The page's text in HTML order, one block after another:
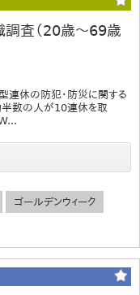
調査（20歳～69歳
連休の防犯・防災に関する
半数の人が10連休を取
ゴールデンウィーク